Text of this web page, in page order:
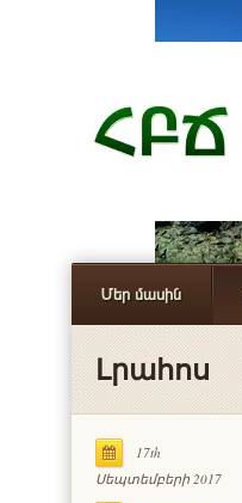
Մեր մասին
Լրահոս
17th
Սեպտեմբերի 2017